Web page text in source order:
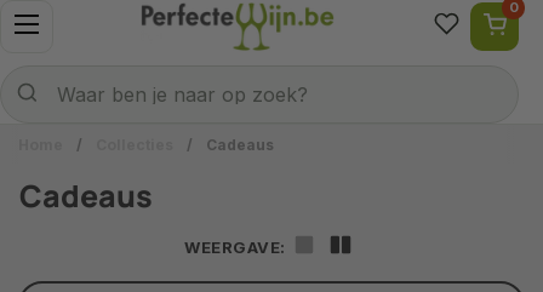
Ga naar content
Menu openen
Waar ben je naar op zoek?
0
/ / Cadeaus
Cadeaus
WEERGAVE: